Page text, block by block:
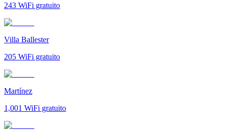
243 WiFi gratuito
Villa Ballester
205 WiFi gratuito
Martínez
1,001 WiFi gratuito